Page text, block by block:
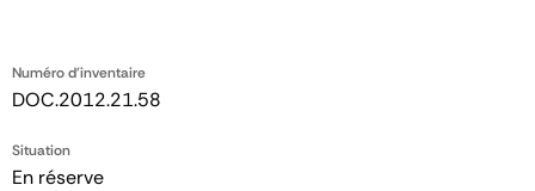
Numéro d'inventaire
DOC.2012.21.58
Situation
En réserve